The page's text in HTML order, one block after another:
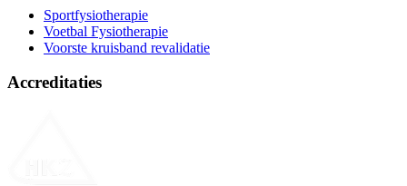
Sportfysiotherapie
Voetbal Fysiotherapie
Voorste kruisband revalidatie
Accreditaties